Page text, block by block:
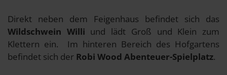
Direkt neben dem Feigenhaus befindet sich das
Wildschwein Willi und lädt Groß und Klein zum
Klettern ein. Im hinteren Bereich des Hofgartens
befindet sich der Robi Wood Abenteuer-Spielplatz.